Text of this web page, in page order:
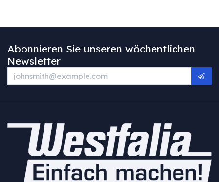
Abonnieren Sie unseren wöchentlichen
Newsletter